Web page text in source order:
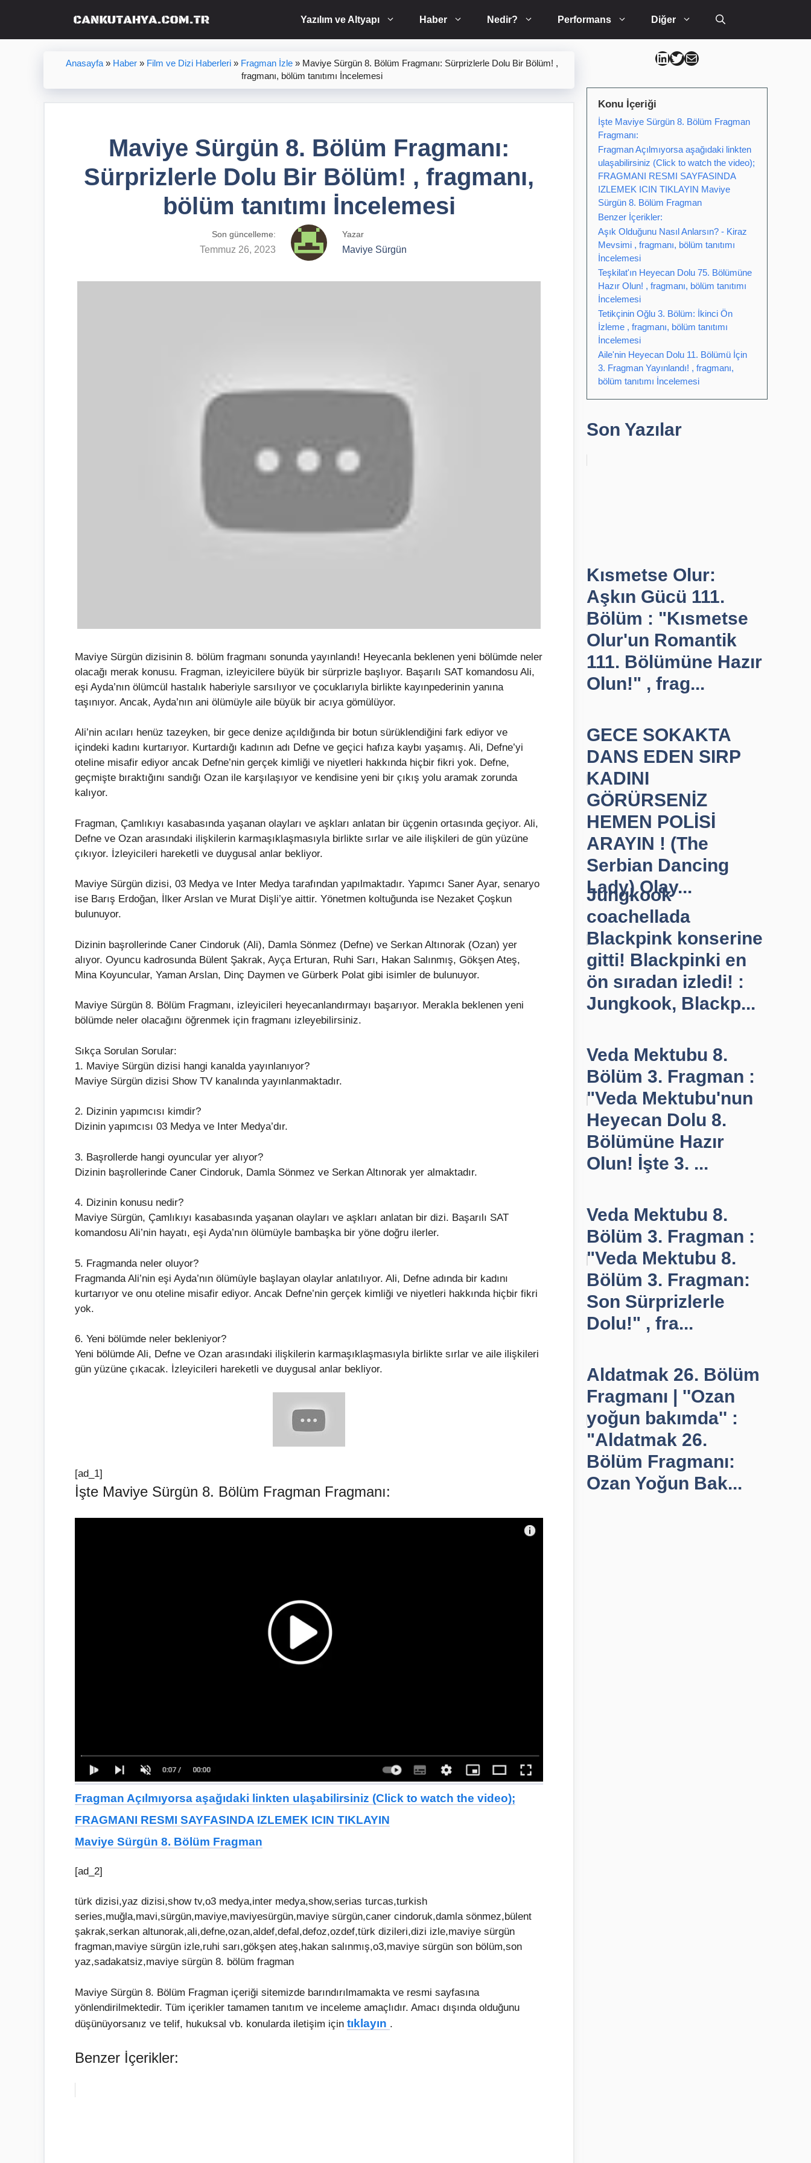
Yazılım ve Altyapı Haber Nedir? Performans Diğer
Anasayfa » Haber » Film ve Dizi Haberleri » Fragman İzle » Maviye Sürgün 8. Bölüm Fragmanı: Sürprizlerle Dolu Bir Bölüm! ,
fragmanı, bölüm tanıtımı İncelemesi
Maviye Sürgün 8. Bölüm Fragmanı:
Sürprizlerle Dolu Bir Bölüm! , fragmanı,
bölüm tanıtımı İncelemesi
Son güncelleme:
Temmuz 26, 2023
Yazar
Maviye Sürgün
Maviye Sürgün dizisinin 8. bölüm fragmanı sonunda yayınlandı! Heyecanla beklenen yeni bölümde neler
olacağı merak konusu. Fragman, izleyicilere büyük bir sürprizle başlıyor. Başarılı SAT komandosu Ali,
eşi Ayda’nın ölümcül hastalık haberiyle sarsılıyor ve çocuklarıyla birlikte kayınpederinin yanına
taşınıyor. Ancak, Ayda’nın ani ölümüyle aile büyük bir acıya gömülüyor.
Ali’nin acıları henüz tazeyken, bir gece denize açıldığında bir botun sürüklendiğini fark ediyor ve
içindeki kadını kurtarıyor. Kurtardığı kadının adı Defne ve geçici hafıza kaybı yaşamış. Ali, Defne’yi
oteline misafir ediyor ancak Defne’nin gerçek kimliği ve niyetleri hakkında hiçbir fikri yok. Defne,
geçmişte bıraktığını sandığı Ozan ile karşılaşıyor ve kendisine yeni bir çıkış yolu aramak zorunda
kalıyor.
Fragman, Çamlıkıyı kasabasında yaşanan olayları ve aşkları anlatan bir üçgenin ortasında geçiyor. Ali,
Defne ve Ozan arasındaki ilişkilerin karmaşıklaşmasıyla birlikte sırlar ve aile ilişkileri de gün yüzüne
çıkıyor. İzleyicileri hareketli ve duygusal anlar bekliyor.
Maviye Sürgün dizisi, 03 Medya ve Inter Medya tarafından yapılmaktadır. Yapımcı Saner Ayar, senaryo
ise Barış Erdoğan, İlker Arslan ve Murat Dişli’ye aittir. Yönetmen koltuğunda ise Nezaket Çoşkun
bulunuyor.
Dizinin başrollerinde Caner Cindoruk (Ali), Damla Sönmez (Defne) ve Serkan Altınorak (Ozan) yer
alıyor. Oyuncu kadrosunda Bülent Şakrak, Ayça Erturan, Ruhi Sarı, Hakan Salınmış, Gökşen Ateş,
Mina Koyuncular, Yaman Arslan, Dinç Daymen ve Gürberk Polat gibi isimler de bulunuyor.
Maviye Sürgün 8. Bölüm Fragmanı, izleyicileri heyecanlandırmayı başarıyor. Merakla beklenen yeni
bölümde neler olacağını öğrenmek için fragmanı izleyebilirsiniz.
Sıkça Sorulan Sorular:
1. Maviye Sürgün dizisi hangi kanalda yayınlanıyor?
Maviye Sürgün dizisi Show TV kanalında yayınlanmaktadır.
2. Dizinin yapımcısı kimdir?
Dizinin yapımcısı 03 Medya ve Inter Medya’dır.
3. Başrollerde hangi oyuncular yer alıyor?
Dizinin başrollerinde Caner Cindoruk, Damla Sönmez ve Serkan Altınorak yer almaktadır.
4. Dizinin konusu nedir?
Maviye Sürgün, Çamlıkıyı kasabasında yaşanan olayları ve aşkları anlatan bir dizi. Başarılı SAT
komandosu Ali’nin hayatı, eşi Ayda’nın ölümüyle bambaşka bir yöne doğru ilerler.
5. Fragmanda neler oluyor?
Fragmanda Ali’nin eşi Ayda’nın ölümüyle başlayan olaylar anlatılıyor. Ali, Defne adında bir kadını
kurtarıyor ve onu oteline misafir ediyor. Ancak Defne’nin gerçek kimliği ve niyetleri hakkında hiçbir fikri
yok.
6. Yeni bölümde neler bekleniyor?
Yeni bölümde Ali, Defne ve Ozan arasındaki ilişkilerin karmaşıklaşmasıyla birlikte sırlar ve aile ilişkileri
gün yüzüne çıkacak. İzleyicileri hareketli ve duygusal anlar bekliyor.
[ad_1]
İşte Maviye Sürgün 8. Bölüm Fragman Fragmanı:
Fragman Açılmıyorsa aşağıdaki linkten ulaşabilirsiniz (Click to watch the video);
FRAGMANI RESMI SAYFASINDA IZLEMEK ICIN TIKLAYIN
Maviye Sürgün 8. Bölüm Fragman
[ad_2]
türk dizisi,yaz dizisi,show tv,o3 medya,inter medya,show,serias turcas,turkish
series,muğla,mavi,sürgün,maviye,maviyesürgün,maviye sürgün,caner cindoruk,damla sönmez,bülent
şakrak,serkan altunorak,ali,defne,ozan,aldef,defal,defoz,ozdef,türk dizileri,dizi izle,maviye sürgün
fragman,maviye sürgün izle,ruhi sarı,gökşen ateş,hakan salınmış,o3,maviye sürgün son bölüm,son
yaz,sadakatsiz,maviye sürgün 8. bölüm fragman
Maviye Sürgün 8. Bölüm Fragman içeriği sitemizde barındırılmamakta ve resmi sayfasına
yönlendirilmektedir. Tüm içerikler tamamen tanıtım ve inceleme amaçlıdır. Amacı dışında olduğunu
düşünüyorsanız ve telif, hukuksal vb. konularda iletişim için tıklayın .
Benzer İçerikler:
Can Kütahya Linkedin
Can Kütahya Twitter
Can Kütahya Mail
Konu İçeriği
İşte Maviye Sürgün 8. Bölüm Fragman
Fragmanı:
Fragman Açılmıyorsa aşağıdaki linkten
ulaşabilirsiniz (Click to watch the video);
FRAGMANI RESMI SAYFASINDA
IZLEMEK ICIN TIKLAYIN Maviye
Sürgün 8. Bölüm Fragman
Benzer İçerikler:
Aşık Olduğunu Nasıl Anlarsın? - Kiraz
Mevsimi , fragmanı, bölüm tanıtımı
İncelemesi
Teşkilat'ın Heyecan Dolu 75. Bölümüne
Hazır Olun! , fragmanı, bölüm tanıtımı
İncelemesi
Tetikçinin Oğlu 3. Bölüm: İkinci Ön
İzleme , fragmanı, bölüm tanıtımı
İncelemesi
Aile'nin Heyecan Dolu 11. Bölümü İçin
3. Fragman Yayınlandı! , fragmanı,
bölüm tanıtımı İncelemesi
Son Yazılar
Kısmetse Olur:
Aşkın Gücü 111.
Bölüm : "Kısmetse
Olur'un Romantik
111. Bölümüne Hazır
Olun!" , frag...
GECE SOKAKTA
DANS EDEN SIRP
KADINI
GÖRÜRSENİZ
HEMEN POLİSİ
ARAYIN ! (The
Serbian Dancing
Lady) Olay...
Jungkook
coachellada
Blackpink konserine
gitti! Blackpinki en
ön sıradan izledi! :
Jungkook, Blackp...
Veda Mektubu 8.
Bölüm 3. Fragman :
"Veda Mektubu'nun
Heyecan Dolu 8.
Bölümüne Hazır
Olun! İşte 3. ...
Veda Mektubu 8.
Bölüm 3. Fragman :
"Veda Mektubu 8.
Bölüm 3. Fragman:
Son Sürprizlerle
Dolu!" , fra...
Aldatmak 26. Bölüm
Fragmanı | ''Ozan
yoğun bakımda'' :
"Aldatmak 26.
Bölüm Fragmanı:
Ozan Yoğun Bak...